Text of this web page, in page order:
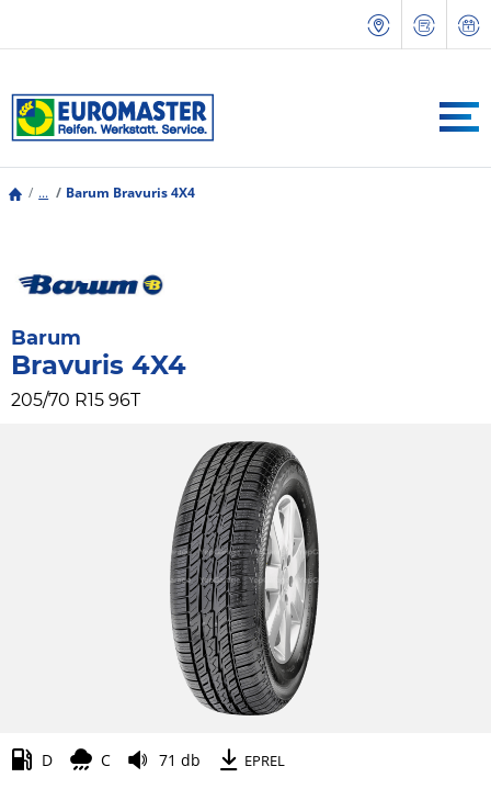
... Barum Bravuris 4X4
Barum
Bravuris 4X4
205/70 R15 96T
D C 71 db EPREL